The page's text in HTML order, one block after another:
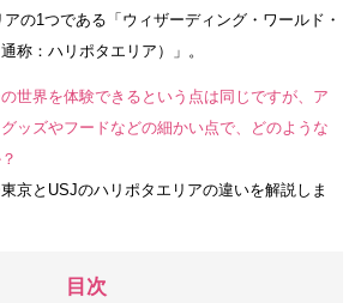
の1つである「ウィザーディング・ワールド・
称：ハリポタエリア）」。
世界を体験できるという点は同じですが、ア
ッズやフードなどの細かい点で、どのような
京とUSJのハリポタエリアの違いを解説しま
目次